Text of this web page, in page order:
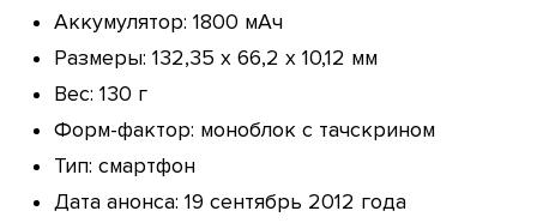
Аккумулятор: 1800 мАч
Размеры: 132,35 x 66,2 x 10,12 мм
Вес: 130 г
Форм-фактор: моноблок с тачскрином
Тип: смартфон
Дата анонса: 19 сентябрь 2012 года